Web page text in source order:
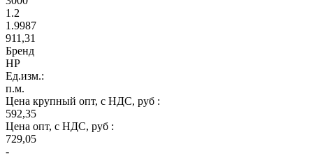
1.2
1.9987
911,31
Бренд
НР
Ед.изм.:
п.м.
Цена крупный опт, с НДС, руб :
592,35
Цена опт, с НДС, руб :
729,05
-